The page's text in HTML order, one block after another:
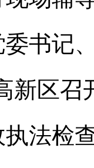
书记
新区召
法检